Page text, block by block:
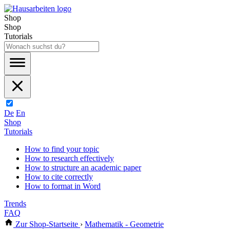
Shop
Shop
Tutorials
De En
Shop
Tutorials
How to find your topic
How to research effectively
How to structure an academic paper
How to cite correctly
How to format in Word
Trends
FAQ
Zur Shop-Startseite › Mathematik - Geometrie